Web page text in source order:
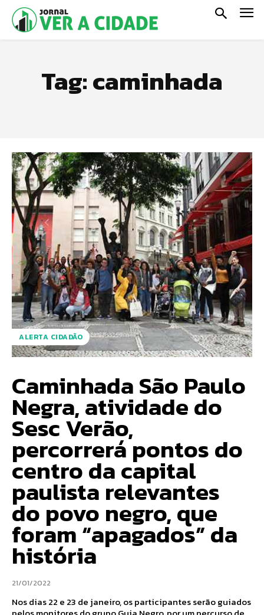
Tag:caminhada
ALERTA CIDADÃO
Caminhada São Paulo
Negra, atividade do
Sesc Verão,
percorrerá pontos do
centro da capital
paulista relevantes
do povo negro, que
foram “apagados” da
história
21/01/2022
Nos dias 22 e 23 de janeiro, os participantes serão guiados